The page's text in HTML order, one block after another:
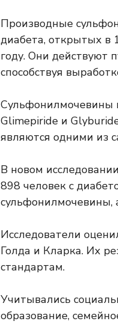
Производные
диабета, открытых в
году. Они действуют
способствуя
Сульфонилмочевины
Glimepiride и
являются одними из
В новом
898 человек с
сульфонилмочевины,
Исследователи
Голда и Кларка. Их
стандартам.
Учитывались
образование,